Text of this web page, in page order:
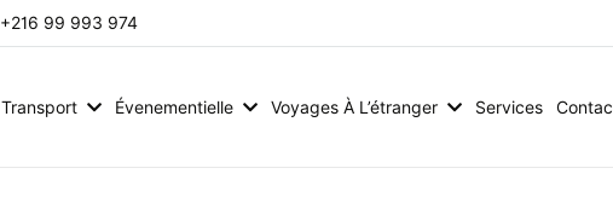
99 993 974
Transport Évenementielle Voyages À L’étranger Services